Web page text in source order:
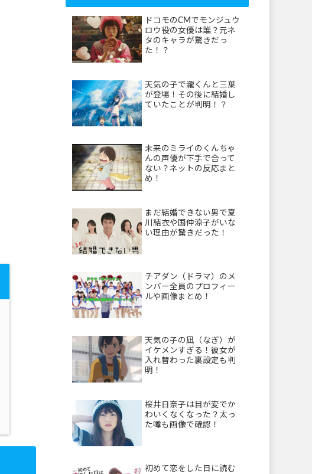
ドコモのCMでモンジュウ
ロウ役の女優は誰？元ネ
タのキャラが驚きだっ
た！？
天気の子で瀧くんと三葉
が登場！その後に結婚し
ていたことが判明！？
未来のミライのくんちゃ
んの声優が下手で合って
ない？ネットの反応まと
め！
まだ結婚できない男で夏
川結衣や国仲涼子がいな
い理由が驚きだった！
チアダン（ドラマ）のメ
ンバー全員のプロフィー
ルや画像まとめ！
天気の子の凪（なぎ）が
イケメンすぎる！彼女が
入れ替わった裏設定も判
明！
桜井日奈子は目が変でか
わいくなくなった？太っ
た噂も画像で確認！
初めて恋をした日に読む